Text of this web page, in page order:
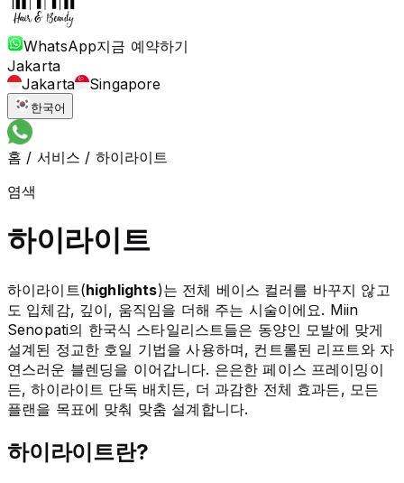
WhatsApp지금 예약하기
Jakarta
Jakarta
Singapore
한국어
홈 / 서비스 / 하이라이트
염색
하이라이트
하이라이트(highlights)는 전체 베이스 컬러를 바꾸지 않고
도 입체감, 깊이, 움직임을 더해 주는 시술이에요. Miin
Senopati의 한국식 스타일리스트들은 동양인 모발에 맞게
설계된 정교한 호일 기법을 사용하며, 컨트롤된 리프트와 자
연스러운 블렌딩을 이어갑니다. 은은한 페이스 프레이밍이
든, 하이라이트 단독 배치든, 더 과감한 전체 효과든, 모든
플랜을 목표에 맞춰 맞춤 설계합니다.
하이라이트란?